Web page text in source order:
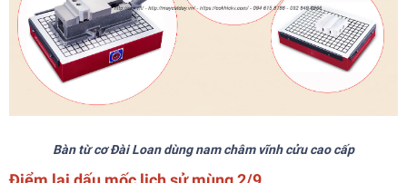
Bàn từ cơ Đài Loan dùng nam châm vĩnh cửu cao cấp